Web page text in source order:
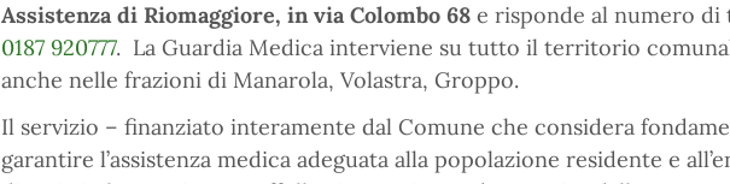
Assistenza di Riomaggiore, in via Colombo 68e risponde al numero di
0187 920777. La Guardia Medica interviene su tutto il territorio
anche nelle frazioni di Manarola, Volastra, Groppo.
Il servizio – finanziato interamente dal Comune che considera
garantire l’assistenza medica adeguata alla popolazione residente e